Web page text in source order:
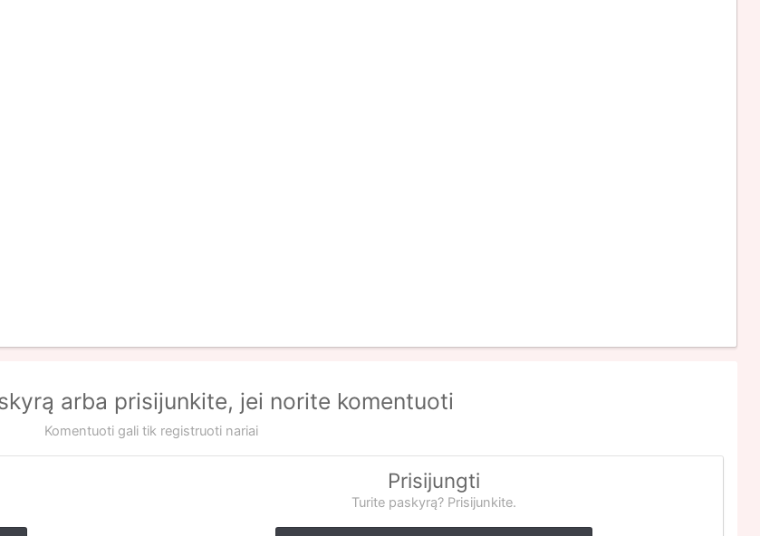
arba prisijunkite, jei norite komentuoti
Komentuoti gali tik registruoti nariai
Prisijungti
Turite paskyrą? Prisijunkite.